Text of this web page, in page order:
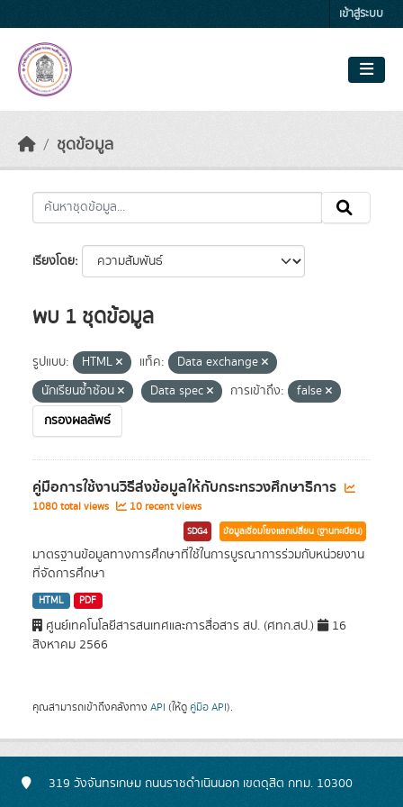
เข้าสู่ระบบ
ชุดข้อมูล
เรียงโดย
พบ 1 ชุดข้อมูล
รูปแบบ: HTML แท็ค:
Data exchange
นักเรียนซ้ำซ้อน
Data spec การเข้าถึง:
false
กรองผลลัพธ์
คู่มือการใช้งานวิธีส่งข้อมูลให้กับกระทรวงศึกษาธิการ
1080 total views 10 recent views
SDG4 ข้อมูลเชื่อมโยงแลกเปลี่ยน (ฐานทะเบียน)
มาตรฐานข้อมูลทางการศึกษาที่ใช้ในการบูรณาการร่วมกับหน่วยงาน
ที่จัดการศึกษา
HTML PDF
ศูนย์เทคโนโลยีสารสนเทศและการสื่อสาร สป. (ศทก.สป.)
16
สิงหาคม 2566
คุณสามารถเข้าถึงคลังทาง API (ให้ดู คู่มือ API).
319 วังจันทรเกษม ถนนราชดำเนินนอก เขตดุสิต กทม. 10300